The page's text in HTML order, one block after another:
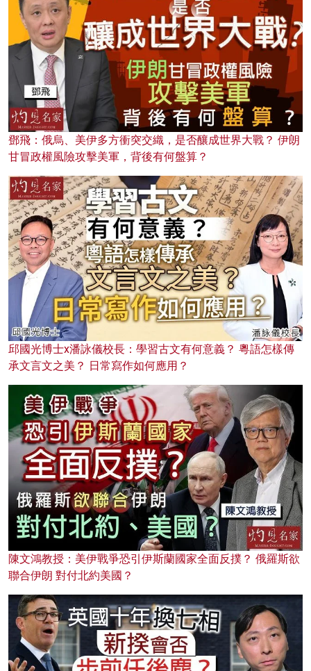
鄧飛：俄烏、美伊多方衝突交織，是否釀成世界大戰？ 伊朗
甘冒政權風險攻擊美軍，背後有何盤算？
邱國光博士x潘詠儀校長：學習古文有何意義？ 粵語怎樣傳
承文言文之美？ 日常寫作如何應用？
陳文鴻教授：美伊戰爭恐引伊斯蘭國家全面反撲？ 俄羅斯欲
聯合伊朗 對付北約美國？